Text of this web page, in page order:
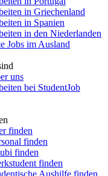
in Griechenland
in Spanien
in den Niederlanden
Jobs im Ausland
uns
bei StudentJob
finden
finden
finden
finden
Aushilfe finden